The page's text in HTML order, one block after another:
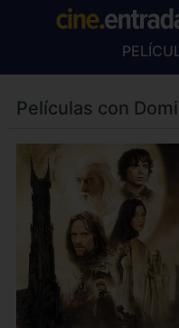
Películas con